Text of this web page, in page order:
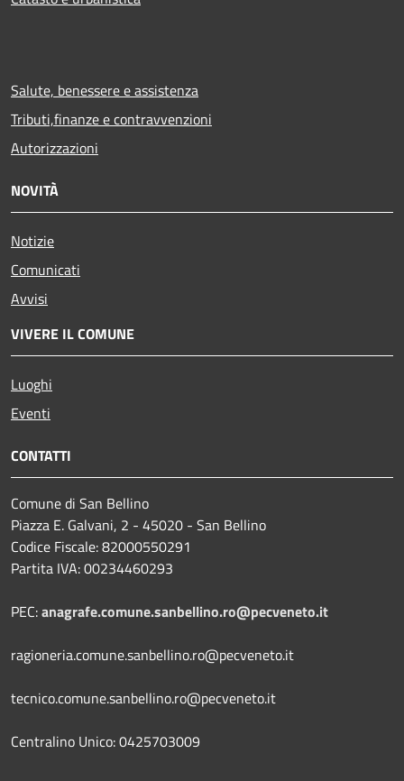
Salute, benessere e assistenza
Tributi,finanze e contravvenzioni
Autorizzazioni
NOVITÀ
Notizie
Comunicati
Avvisi
VIVERE IL COMUNE
Luoghi
Eventi
CONTATTI
Comune di San Bellino
Piazza E. Galvani, 2 - 45020 - San Bellino
Codice Fiscale: 82000550291
Partita IVA: 00234460293
PEC:anagrafe.comune.sanbellino.ro@pecveneto.it
ragioneria.comune.sanbellino.ro@pecveneto.it
tecnico.comune.sanbellino.ro@pecveneto.it
Centralino Unico: 0425703009